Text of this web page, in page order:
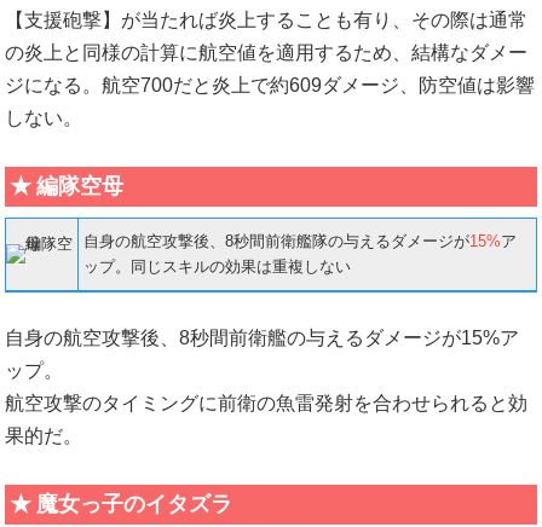
【支援砲撃】が当たれば炎上することも有り、その際は通常
の炎上と同様の計算に航空値を適用するため、結構なダメー
ジになる。航空700だと炎上で約609ダメージ、防空値は影響
しない。
編隊空母
自身の航空攻撃後、8秒間前衛艦隊の与えるダメージが15%ア
ップ。同じスキルの効果は重複しない
自身の航空攻撃後、8秒間前衛艦の与えるダメージが15%ア
ップ。
航空攻撃のタイミングに前衛の魚雷発射を合わせられると効
果的だ。
魔女っ子のイタズラ